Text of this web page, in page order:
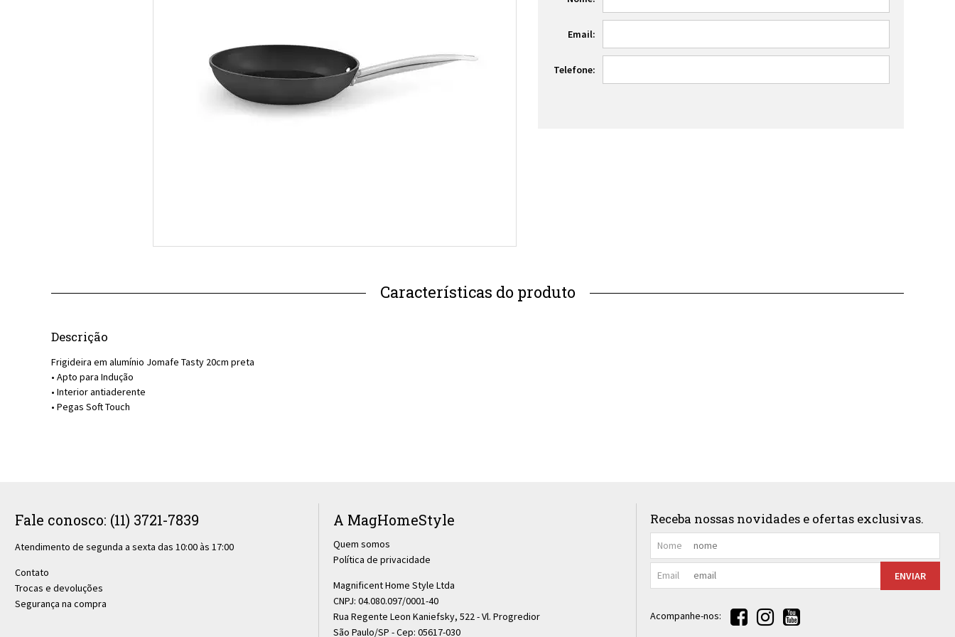
Email:
Telefone:
Descrição
Frigideira em alumínio Jomafe Tasty 20cm preta
• Apto para Indução
• Interior antiaderente
• Pegas Soft Touch
Fale conosco: (11) 3721-7839
Atendimento de segunda a sexta das 10:00 às 17:00
Contato
Trocas e devoluções
Segurança na compra
A MagHomeStyle
Quem somos
Política de privacidade
Magnificent Home Style Ltda
CNPJ: 04.080.097/0001-40
Rua Regente Leon Kaniefsky, 522 - Vl. Progredior
São Paulo/SP - Cep: 05617-030
Receba nossas novidades e ofertas exclusivas.
Nome
Email ENVIAR
Acompanhe-nos: